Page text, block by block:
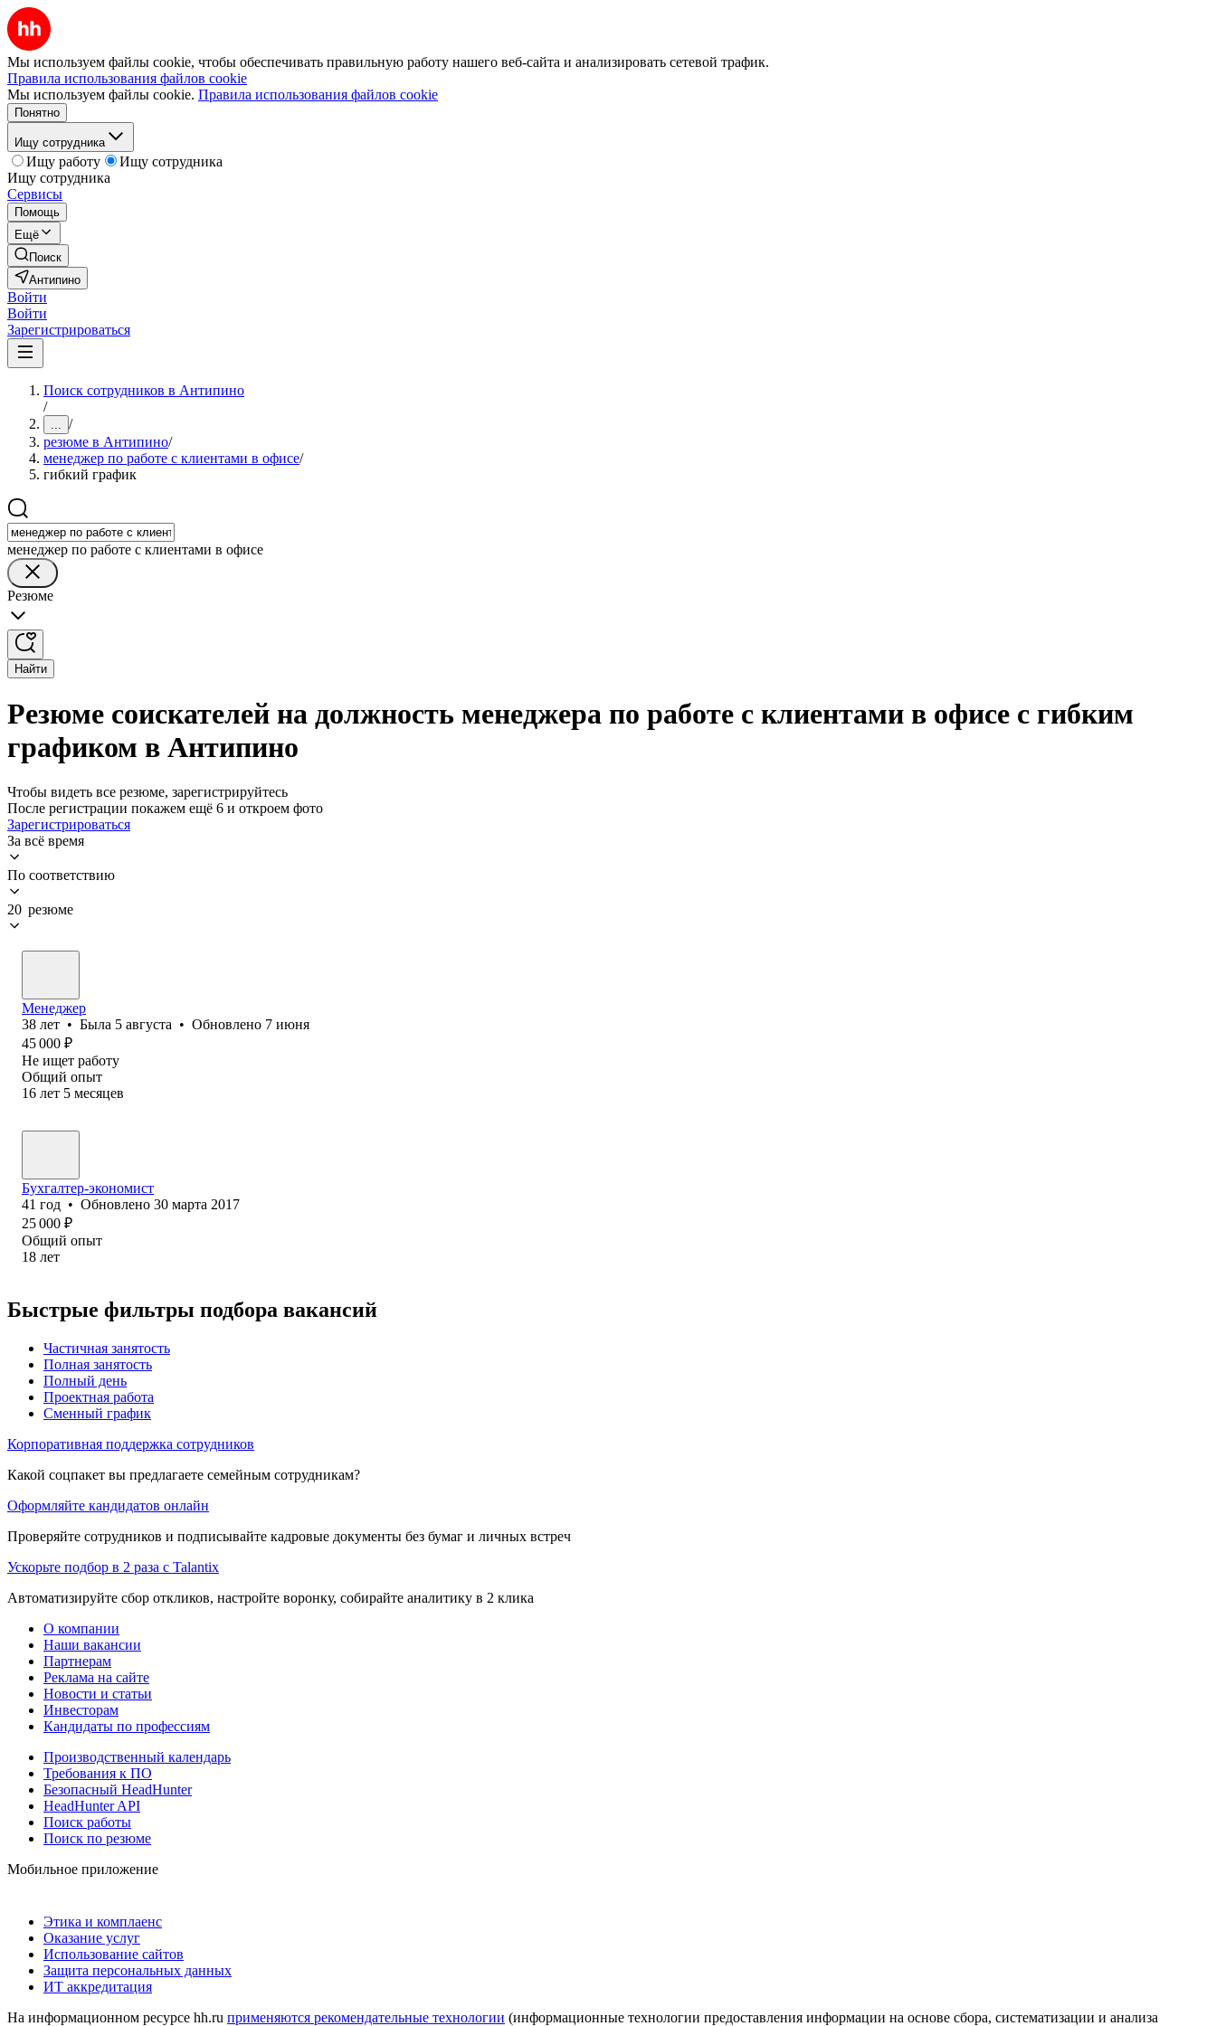
Мы используем файлы cookie, чтобы обеспечивать правильную работу нашего веб-сайта и анализировать сетевой трафик.
Правила использования файлов cookie
Мы используем файлы cookie. Правила использования файлов cookie
Понятно
Ищу сотрудника
Ищу работу
Ищу сотрудника
Ищу сотрудника
Сервисы
Помощь
Ещё
Поиск
Антипино
Войти
Войти
Зарегистрироваться
Поиск сотрудников в Антипино
/
... /
резюме в Антипино/
менеджер по работе с клиентами в офисе/
гибкий график
менеджер по работе с клиентами в офисе
Резюме
Найти
Резюме соискателей на должность менеджера по работе с клиентами в офисе с гибким
графиком в Антипино
Чтобы видеть все резюме, зарегистрируйтесь
После регистрации покажем ещё 6 и откроем фото
Зарегистрироваться
За всё время
По соответствию
20 резюме
Менеджер
38 лет • Была 5 августа • Обновлено 7 июня
45 000 ₽
Не ищет работу
Общий опыт
16 лет 5 месяцев
Бухгалтер-экономист
41 год • Обновлено 30 марта 2017
25 000 ₽
Общий опыт
18 лет
Быстрые фильтры подбора вакансий
Частичная занятость
Полная занятость
Полный день
Проектная работа
Сменный график
Корпоративная поддержка сотрудников
Какой соцпакет вы предлагаете семейным сотрудникам?
Оформляйте кандидатов онлайн
Проверяйте сотрудников и подписывайте кадровые документы без бумаг и личных встреч
Ускорьте подбор в 2 раза с Talantix
Автоматизируйте сбор откликов, настройте воронку, собирайте аналитику в 2 клика
О компании
Наши вакансии
Партнерам
Реклама на сайте
Новости и статьи
Инвесторам
Кандидаты по профессиям
Производственный календарь
Требования к ПО
Безопасный HeadHunter
HeadHunter API
Поиск работы
Поиск по резюме
Мобильное приложение
Этика и комплаенс
Оказание услуг
Использование сайтов
Защита персональных данных
ИТ аккредитация
На информационном ресурсе hh.ru применяются рекомендательные технологии (информационные технологии предоставления информации на основе сбора, систематизации и анализа